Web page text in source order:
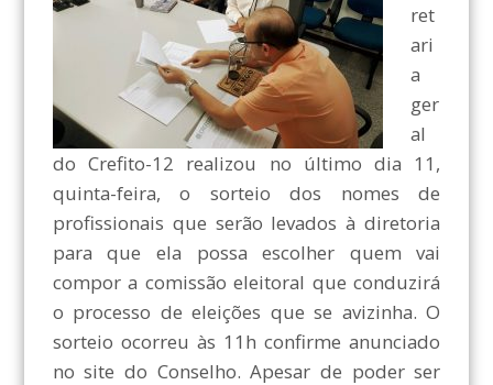
ret
ari
a
ger
al
do Crefito-12 realizou no último dia 11,
quinta-feira, o sorteio dos nomes de
profissionais que serão levados à diretoria
para que ela possa escolher quem vai
compor a comissão eleitoral que conduzirá
o processo de eleições que se avizinha. O
sorteio ocorreu às 11h confirme anunciado
no site do Conselho. Apesar de poder ser